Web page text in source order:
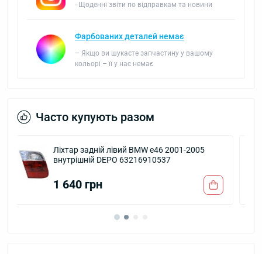
- Щоденні звіти по відправкам та новини
Фарбованих деталей немає
– Якщо ви шукаєте запчастину у вашому
кольорі – її у нас немає
Часто купують разом
Повторювач повороту BMW E46 2001-2005
лівий білий DEPO 63133418447
640 грн